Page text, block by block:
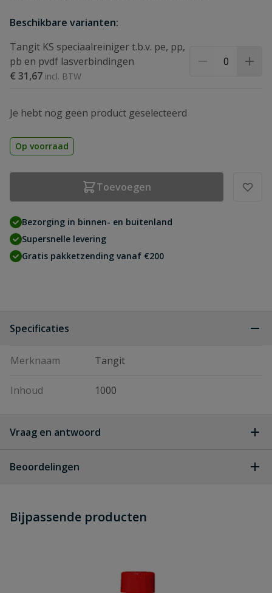
Beschikbare varianten:
Tangit KS speciaalreiniger t.b.v. pe, pp,
pb en pvdf lasverbindingen
€ 31,67
Je hebt nog geen product geselecteerd
Op voorraad
Toevoegen
Bezorging in binnen- en buitenland
Supersnelle levering
Gratis pakketzending vanaf €200
Specificaties
Merknaam Tangit
Inhoud 1000
Vraag en antwoord
dit product?
Beoordelingen
Schrijf zelf een beoordeling
Bijpassende producten